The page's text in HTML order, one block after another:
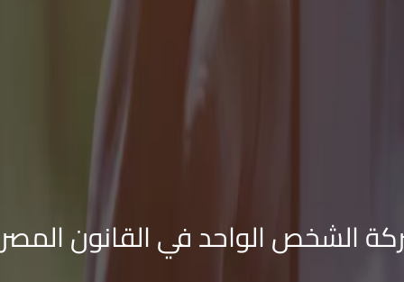
الشخص الواحد في القانون